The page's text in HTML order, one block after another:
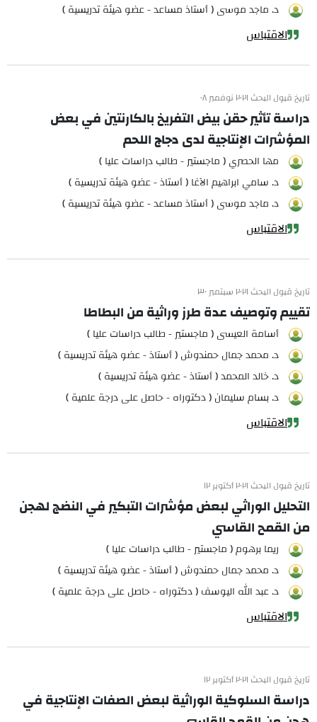
د. ماجد موسى ( أستاذ مساعد - عضو هيئة تدريسية )
الاقتباس
تاريخ قبول البحث ٢٠٢١ نوفمبر ٠٨
دراسة تأثير حقن بيض التفريخ بالكارنتين في بعض
المؤشرات الإنتاجية لدى دجاج اللحم
مها الحصري ( ماجستير - طالب دراسات عليا )
د. سامي ابراهيم الآغا ( أستاذ - عضو هيئة تدريسية )
د. ماجد موسى ( أستاذ مساعد - عضو هيئة تدريسية )
الاقتباس
تاريخ قبول البحث ٢٠٢١ سبتمبر ٣٠
تقييم وتوصيف عدة طرز وراثية من البطاطا
أسامة العيسى ( ماجستير - طالب دراسات عليا )
د. محمد جمال حمندوش ( أستاذ - عضو هيئة تدريسية )
د. خالد المحمد ( أستاذ - عضو هيئة تدريسية )
د. بسام سليمان ( دكتوراه - حاصل على درجة علمية )
الاقتباس
تاريخ قبول البحث ٢٠٢١ أكتوبر ١٢
التحليل الوراثي لبعض مؤشرات التبكير في النضج لهجن
من القمح القاسي
ريما برهوم ( ماجستير - طالب دراسات عليا )
د. محمد جمال حمندوش ( أستاذ - عضو هيئة تدريسية )
د. عبد الله اليوسف ( دكتوراه - حاصل على درجة علمية )
الاقتباس
تاريخ قبول البحث ٢٠٢١ أكتوبر ١٢
دراسة السلوكية الوراثية لبعض الصفات الإنتاجية في